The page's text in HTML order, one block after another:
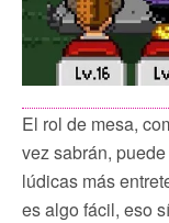
El rol de mesa,
vez sabrán,
lúdicas más
es algo fácil, eso